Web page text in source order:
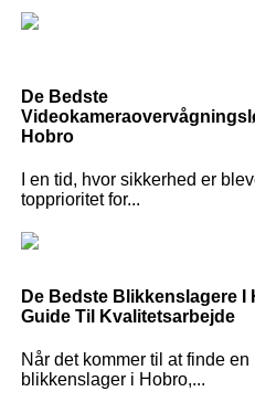
De Bedste
Hobro
I en tid, hvor sikkerhed er
topprioritet for...
De Bedste Blikkenslagere I
Guide Til Kvalitetsarbejde
Når det kommer til at finde en
blikkenslager i Hobro,...